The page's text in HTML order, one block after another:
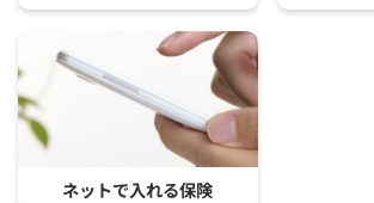
ネットで入れる保険